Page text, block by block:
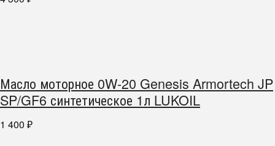
Масло моторное 0W-20 Genesis Armortech JP
SP/GF6 синтетическое 1л LUKOIL
1 400 ₽